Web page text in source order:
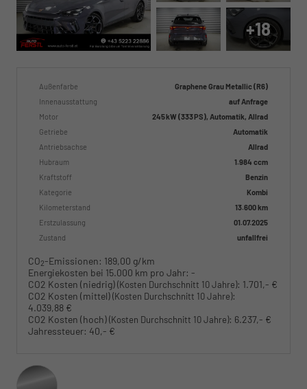
+18
Außenfarbe
Graphene Grau Metallic (R6)
Innenausstattung
auf Anfrage
Motor
245 kW (333 PS), Automatik, Allrad
Getriebe
Automatik
Antriebsachse
Allrad
Hubraum
1.984 ccm
Kraftstoff
Benzin
Kategorie
Kombi
Kilometerstand
13.600 km
Erstzulassung
01.07.2025
Zustand
unfallfrei
CO2-Emissionen: 189,00 g/km
Energiekosten bei 15.000 km pro Jahr: -
CO2 Kosten (niedrig)(Kosten Durchschnitt 10 Jahre): 1.701,- €
CO2 Kosten (mittel)(Kosten Durchschnitt 10 Jahre):
4.039,88 €
CO2 Kosten (hoch)(Kosten Durchschnitt 10 Jahre): 6.237,- €
Jahressteuer: 40,- €